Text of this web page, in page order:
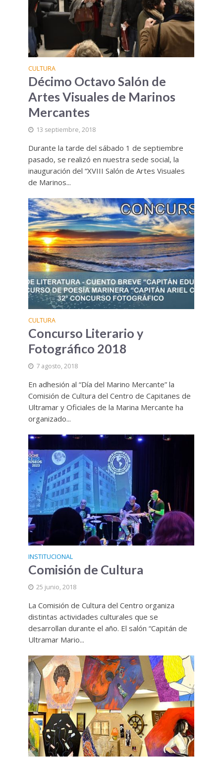
CULTURA
Décimo Octavo Salón de
Artes Visuales de Marinos
Mercantes
13 septiembre, 2018
Durante la tarde del sábado 1 de septiembre
pasado, se realizó en nuestra sede social, la
inauguración del “XVIII Salón de Artes Visuales
de Marinos...
CULTURA
Concurso Literario y
Fotográfico 2018
7 agosto, 2018
En adhesión al “Día del Marino Mercante” la
Comisión de Cultura del Centro de Capitanes de
Ultramar y Oficiales de la Marina Mercante ha
organizado...
INSTITUCIONAL
Comisión de Cultura
25 junio, 2018
La Comisión de Cultura del Centro organiza
distintas actividades culturales que se
desarrollan durante el año. El salón “Capitán de
Ultramar Mario...